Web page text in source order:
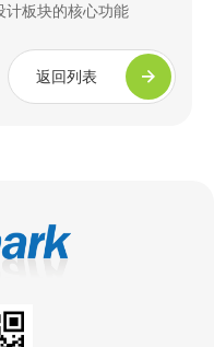
计板块的核心功能
返回列表